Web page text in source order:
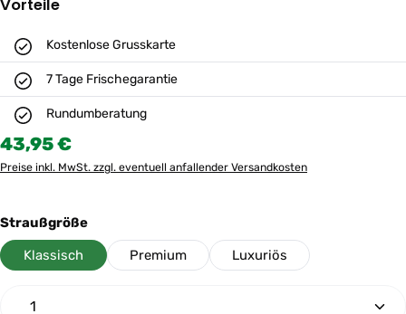
Vorteile
Kostenlose Grusskarte
7 Tage Frischegarantie
Rundumberatung
Regulärer Preis:
43,95 €
Preise inkl. MwSt. zzgl. eventuell anfallender Versandkosten
Straußgrößeauswählen
Klassisch Premium Luxuriös